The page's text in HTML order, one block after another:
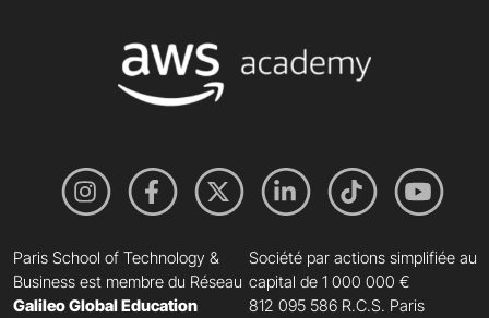
Paris School of Technology &
Business est membre du Réseau
Galileo Global Education
Société par actions simplifiée au
capital de 1 000 000 €
812 095 586 R.C.S. Paris